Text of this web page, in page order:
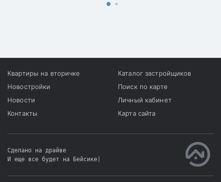
Квартиры на вторичке
Новостройки
Новости
Контакты
Каталог застройщиков
Поиск по карте
Личный кабинет
Карта сайта
Сделано на драйве
И еще все будет на Бейсике